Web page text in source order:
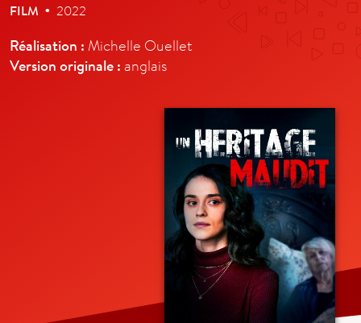
FILM • 2022
Réalisation : Michelle Ouellet
Version originale : anglais